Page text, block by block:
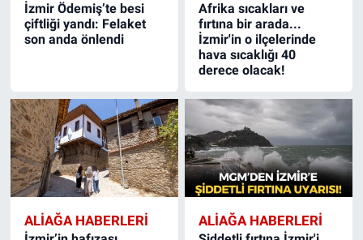
İzmir Ödemiş’te besi
çiftliği yandı: Felaket
son anda önlendi
Afrika sıcakları ve
fırtına bir arada...
İzmir'in o ilçelerinde
hava sıcaklığı 40
derece olacak!
ALIAĞA HABERLERI ALIAĞA HABERLERI